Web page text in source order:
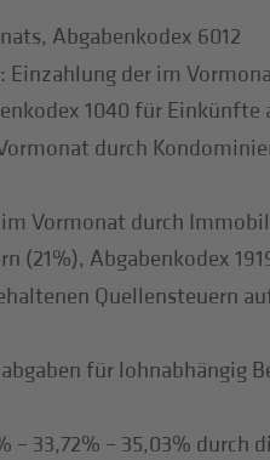
Abgabenkodex 6012
: Einzahlung der im
1040 für
durch
Vormonat durch
(21%), Abgabenkodex
Quellensteuern
für lohnabhängig
– 33,72% – 35,03%